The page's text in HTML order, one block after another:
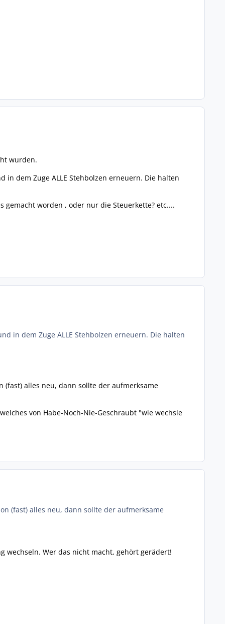
wurden.
dem Zuge ALLE Stehbolzen erneuern. Die halten
worden , oder nur die Steuerkette? etc....
in dem Zuge ALLE Stehbolzen erneuern. Die halten
alles neu, dann sollte der aufmerksame
von Habe-Noch-Nie-Geschraubt "wie wechsle
(fast) alles neu, dann sollte der aufmerksame
wechseln. Wer das nicht macht, gehört gerädert!